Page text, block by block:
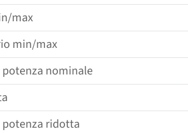
​​max
min/​​max
nominale
ridotta